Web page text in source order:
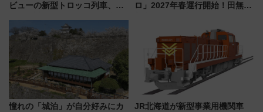
ビューの新型トロッコ列車、い
は2026年で引退
ロ」2027年春運行開始！田無・
憧れの「城泊」が自分好みにカ
JR北海道が新型事業用機関車